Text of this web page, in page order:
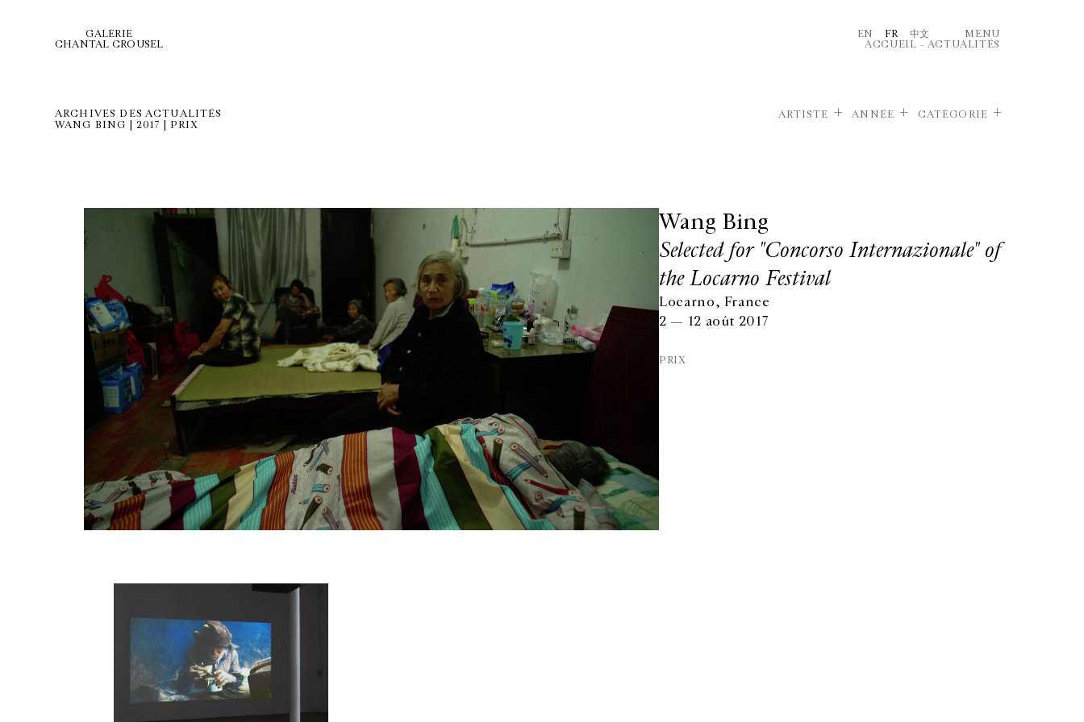
GALERIE
CHANTAL CROUSEL
EN FR 中文
MENU
ACCUEIL – ACTUALITÉS
ARCHIVES DES ACTUALITÉS
WANG BING | 2017 | PRIX
ARTISTE ANNÉE CATÉGORIE
Wang Bing
Selected for "Concorso Internazionale" of
the Locarno Festival
Locarno, France
2 — 12 août 2017
PRIX
GALERIE CHANTAL CROUSEL